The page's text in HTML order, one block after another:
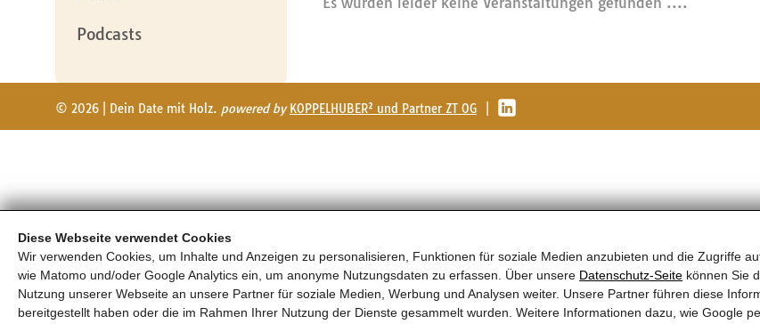
Diese Webseite verwendet Cookies
Wir verwenden Cookies, um Inhalte und Anzeigen zu personalisieren, Funktionen für soziale Medien anzubieten und die Zugriffe
wie Matomo und/oder Google Analytics ein, um anonyme Nutzungsdaten zu erfassen. Über unsere Datenschutz-Seite können Sie
Nutzung unserer Webseite an unsere Partner für soziale Medien, Werbung und Analysen weiter. Unsere Partner führen diese
bereitgestellt haben oder die im Rahmen Ihrer Nutzung der Dienste gesammelt wurden. Weitere Informationen dazu, wie Google
Podcasts
© 2026 | Dein Date mit Holz. powered by KOPPELHUBER² und Partner ZT OG